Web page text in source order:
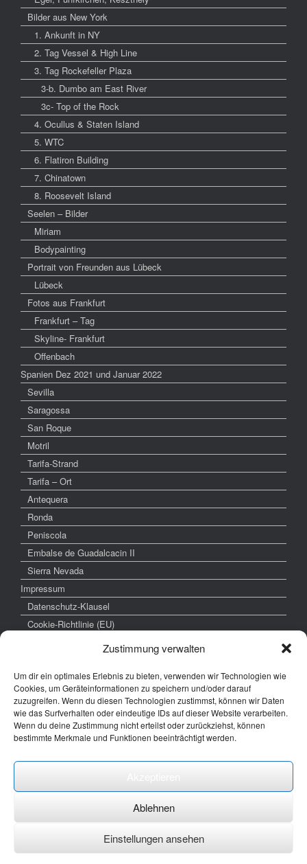
Zustimmung verwalten
Um dir ein optimales Erlebnis zu bieten, verwenden wir Technologien wie
Cookies, um Geräteinformationen zu speichern und/oder darauf
zuzugreifen. Wenn du diesen Technologien zustimmst, können wir Daten
wie das Surfverhalten oder eindeutige IDs auf dieser Website verarbeiten.
Wenn du deine Zustimmung nicht erteilst oder zurückziehst, können
bestimmte Merkmale und Funktionen beeinträchtigt werden.
Ablehnen
Einstellungen ansehen
Bilder aus New York
1. Ankunft in NY
2. Tag Vessel & High Line
3. Tag Rockefeller Plaza
3-b. Dumbo am East River
3c- Top of the Rock
4. Ocullus & Staten Island
5. WTC
6. Flatiron Building
7. Chinatown
8. Roosevelt Island
Seelen – Bilder
Miriam
Bodypainting
Portrait von Freunden aus Lübeck
Lübeck
Fotos aus Frankfurt
Frankfurt – Tag
Skyline- Frankfurt
Offenbach
Spanien Dez 2021 und Januar 2022
Sevilla
Saragossa
San Roque
Motril
Tarifa-Strand
Tarifa – Ort
Antequera
Ronda
Peniscola
Embalse de Guadalcacin II
Sierra Nevada
Impressum
Datenschutz-Klausel
Cookie-Richtlinie (EU)
weitere interessante Links
www.hochzeitsfoto-tk.de
www.fotografie-kraemer.de
E-Mail: thomas ( @) thomas-kraemer-fotografie.de
Ein Theme vonSiteOrigin